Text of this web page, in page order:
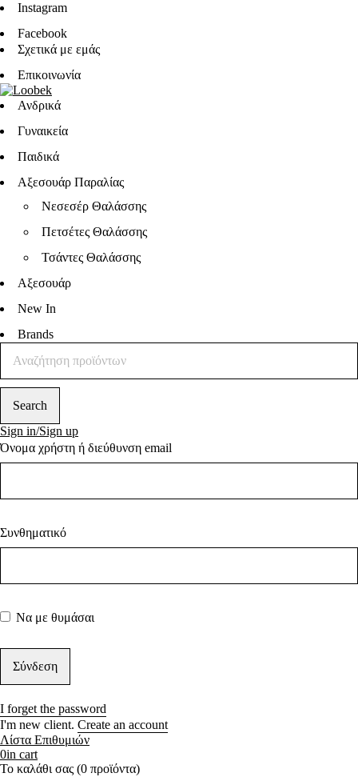
Instagram
Facebook
Σχετικά με εμάς
Επικοινωνία
Ανδρικά
Γυναικεία
Παιδικά
Αξεσουάρ Παραλίας
Νεσεσέρ Θαλάσσης
Πετσέτες Θαλάσσης
Τσάντες Θαλάσσης
Αξεσουάρ
New In
Brands
Sign in/Sign up
Όνομα χρήστη ή διεύθυνση email
Συνθηματικό
Να με θυμάσαι
I forget the password
I'm new client. Create an account
Λίστα Επιθυμιών
0in cart
Το καλάθι σας (0 προϊόντα)